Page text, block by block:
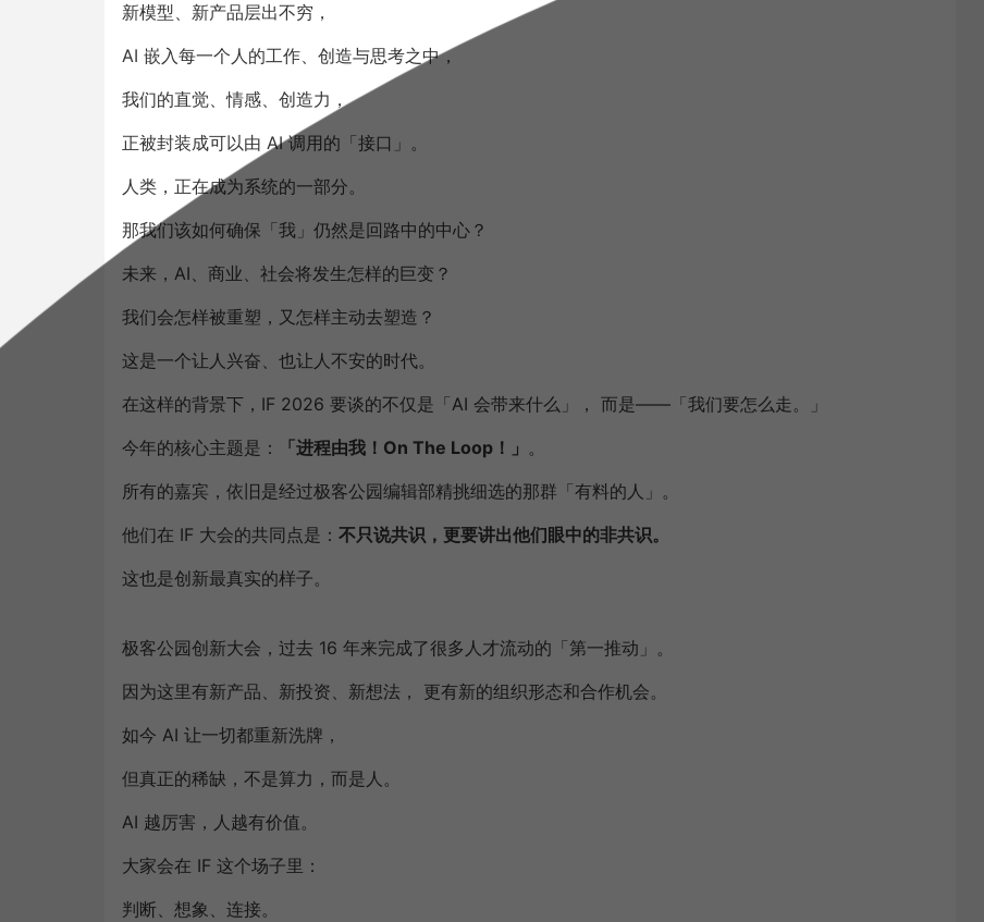
新模型、新产品层出不穷，
AI 嵌入每一个人的工作、创造与思考之中，
我们的直觉、情感、创造力，
正被封装成可以由 AI 调用的「接口」。
人类，正在成为系统的一部分。
那我们该如何确保「我」仍然是回路中的中心？
未来，AI、商业、社会将发生怎样的巨变？
我们会怎样被重塑，又怎样主动去塑造？
这是一个让人兴奋、也让人不安的时代。
在这样的背景下，IF 2026 要谈的不仅是「AI 会带来什么」， 而是——「我们要怎么走。」
今年的核心主题是：
「进程由我 ！ On The Loop！」 。
所有的嘉宾，依旧是经过极客公园编辑部精挑细选的那群「有料的人」。
他们在 IF 大会的共同点是： 不只说共识，更要讲出他们眼中的非共识。
这也是创新最真实的样子。
极客公园创新大会，过去 16 年来完成了很多人才流动的「第一推动」。
因为这里有新产品、新投资、新想法， 更有新的组织形态和合作机会。
如今 AI 让一切都重新洗牌，
但真正的稀缺，不是算力，而是人。
AI 越厉害，人越有价值。
大家会在 IF 这个场子里：
判断、想象、连接。